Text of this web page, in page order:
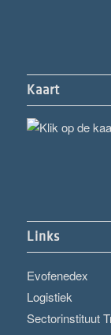
Kaart
Links
Evofenedex
Logistiek
Sectorinstituut